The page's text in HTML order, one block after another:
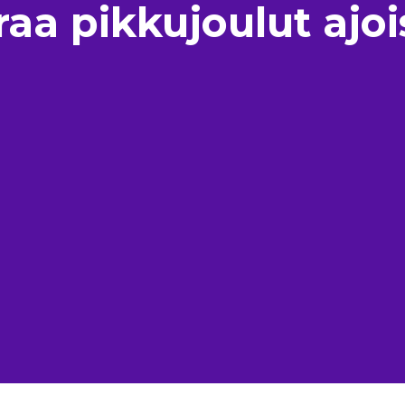
pikkujoulut